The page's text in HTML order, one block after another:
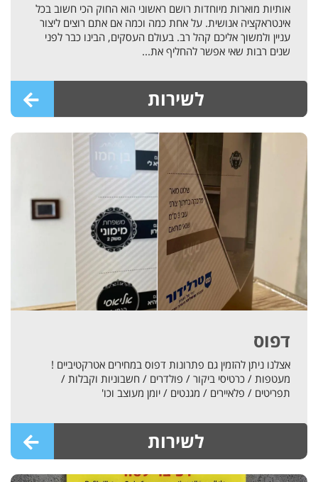
אותיות מוארות מיוחדות רושם ראשוני הוא החוק הכי חשוב בכל
אינטראקציה אנושית. על אחת כמה וכמה אם אתם רוצים ליצור
עניין ולמשוך אליכם קהל רב. בעולם העסקים, הבינו כבר לפני
שנים רבות שאי אפשר להחליף את...
לשירות
דפוס
אצלנו ניתן להזמין גם פתרונות דפוס במחירים אטרקטיביים !
מעטפות / כרטיסי ביקור / פולדרים / חשבוניות וקבלות /
תפריטים / פלאיירים / מגנטים / יומן מעוצב וכו'
לשירות